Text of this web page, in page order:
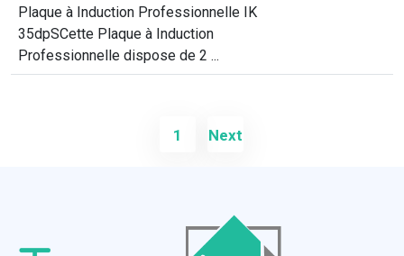
Plaque à Induction Professionnelle IK
35dpSCette Plaque à Induction
Professionnelle dispose de 2 ...
1 Next